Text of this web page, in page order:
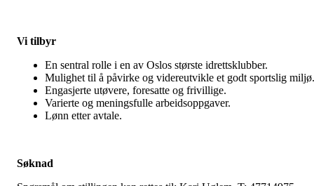
Vi tilbyr
En sentral rolle i en av Oslos største idrettsklubber.
Mulighet til å påvirke og videreutvikle et godt sportslig miljø.
Engasjerte utøvere, foresatte og frivillige.
Varierte og meningsfulle arbeidsoppgaver.
Lønn etter avtale.
Søknad